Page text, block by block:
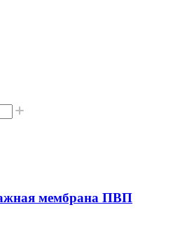
мембрана ПВП